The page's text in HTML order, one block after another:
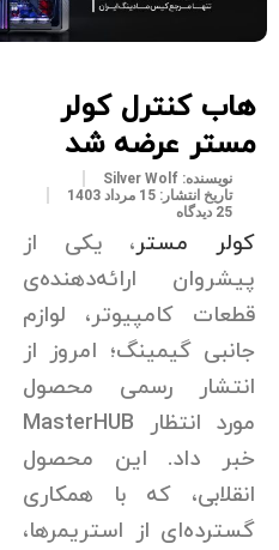
هاب کنترل کولر
مستر عرضه شد
نویسنده: Silver Wolf
تاریخ انتشار: 15 مرداد 1403
25 دیدگاه
کولر مستر ، یکی از
پیشروان ارائه‌دهنده‌ی
قطعات کامپیوتر، لوازم
جانبی گیمینگ؛ امروز از
انتشار رسمی محصول
مورد انتظار MasterHUB
خبر داد. این محصول
انقلابی، که با همکاری
گسترده‌ای از استریمرها،